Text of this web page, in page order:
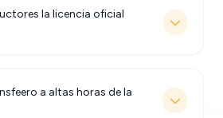
la licencia oficial
a altas horas de la